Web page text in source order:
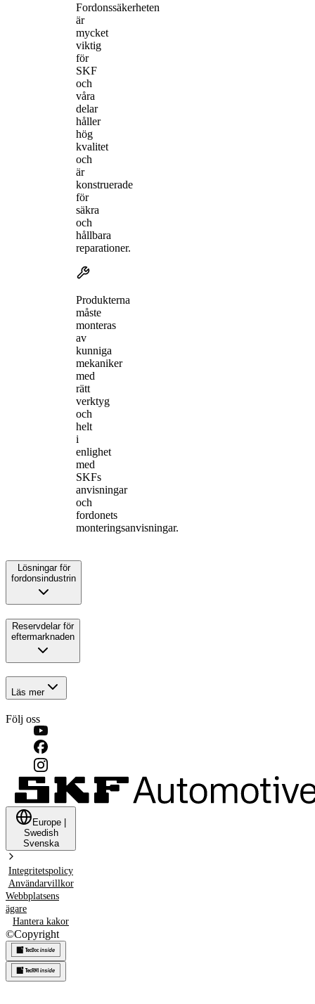
Fordonssäkerheten
är
mycket
viktig
för
SKF
och
våra
delar
håller
hög
kvalitet
och
är
konstruerade
för
säkra
och
hållbara
reparationer.
Produkterna
måste
monteras
av
kunniga
mekaniker
med
rätt
verktyg
och
helt
i
enlighet
med
SKFs
anvisningar
och
fordonets
monteringsanvisningar.
Lösningar för
fordonsindustrin
Reservdelar för
eftermarknaden
Läs mer
Följ oss
Europe
Swedish
Svenska
Integritetspolicy
Användarvillkor
Webbplatsens
ägare
Hantera kakor
©Copyright